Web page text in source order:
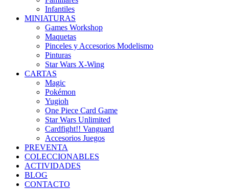
Infantiles
MINIATURAS
Games Workshop
Maquetas
Pinceles y Accesorios Modelismo
Pinturas
Star Wars X-Wing
CARTAS
Magic
Pokémon
Yugioh
One Piece Card Game
Star Wars Unlimited
Cardfight!! Vanguard
Accesorios Juegos
PREVENTA
COLECCIONABLES
ACTIVIDADES
BLOG
CONTACTO